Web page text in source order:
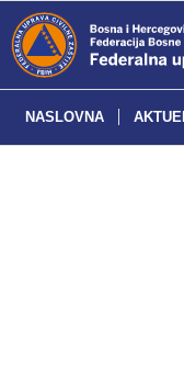
NASLOVNA